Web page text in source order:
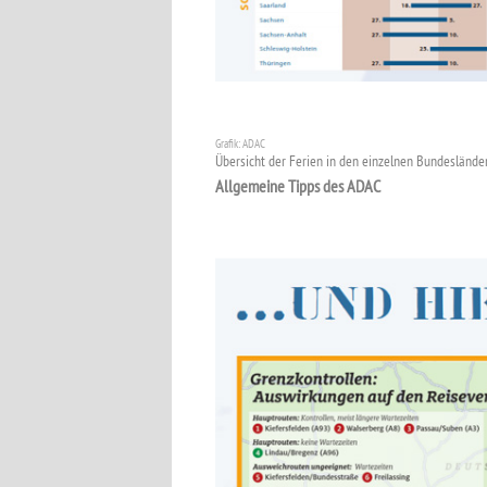
Grafik: ADAC
Übersicht der Ferien in den einzelnen
Allgemeine Tipps des ADAC